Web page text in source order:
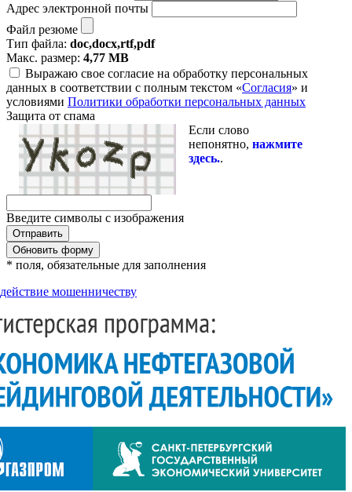
Адрес электронной почты
Файл резюме
Тип файла: doc,docx,rtf,pdf
Макс. размер: 4,77 MB
Выражаю свое согласие на обработку персональных
данных в соответствии с полным текстом «Согласия» и
условиями Политики обработки персональных данных
Защита от спама
Если слово
непонятно, нажмите
здесь..
Введите символы с изображения
Обновить форму
* поля, обязательные для заполнения
мошенничеству